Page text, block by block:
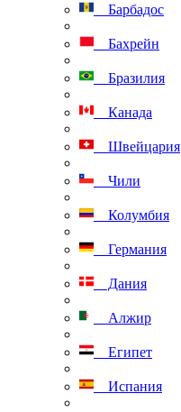
Барбадос
Бахрейн
Бразилия
Канада
Швейцария
Чили
Колумбия
Германия
Дания
Алжир
Египет
Испания